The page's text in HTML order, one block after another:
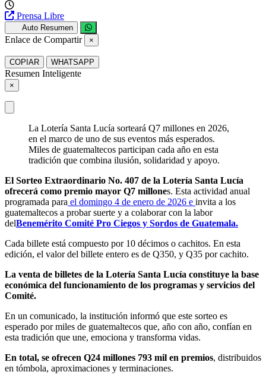
Prensa Libre
Auto Resumen
Enlace de Compartir ×
COPIAR WHATSAPP
Resumen Inteligente
×
La Lotería Santa Lucía sorteará Q7 millones en 2026,
en el marco de uno de sus eventos más esperados.
Miles de guatemaltecos participan cada año en esta
tradición que combina ilusión, solidaridad y apoyo.
El Sorteo Extraordinario No. 407 de la Lotería Santa Lucía
ofrecerá como premio mayor Q7 millones. Esta actividad anual
programada para el domingo 4 de enero de 2026 e invita a los
guatemaltecos a probar suerte y a colaborar con la labor
delBenemérito Comité Pro Ciegos y Sordos de Guatemala.
Cada billete está compuesto por 10 décimos o cachitos. En esta
edición, el valor del billete entero es de Q350, y Q35 por cachito.
La venta de billetes de la Lotería Santa Lucía constituye la base
económica del funcionamiento de los programas y servicios del
Comité.
En un comunicado, la institución informó que este sorteo es
esperado por miles de guatemaltecos que, año con año, confían en
esta tradición que une, emociona y transforma vidas.
En total, se ofrecen Q24 millones 793 mil en premios, distribuidos
en tómbola, aproximaciones y terminaciones.